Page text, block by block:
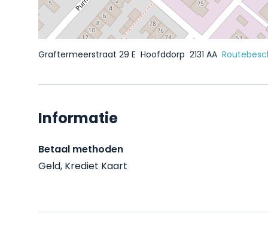
Graftermeerstraat 29 E Hoofddorp 2131 AA
Informatie
Betaal methoden
Geld, Krediet Kaart